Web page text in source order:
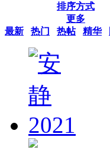
排序方式
更多
最新
热门 热帖 精华